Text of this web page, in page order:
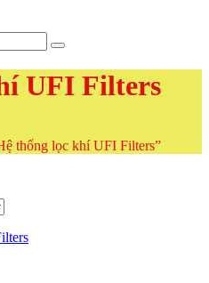
UFI Filters
thống lọc khí UFI Filters”